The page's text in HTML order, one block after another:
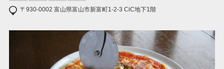
〒930-0002 富山県富山市新富町1-2-3 CiC地下1階